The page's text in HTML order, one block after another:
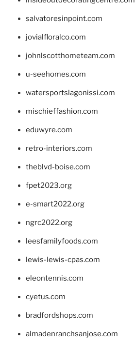
salvatoresinpoint.com
jovialfloralco.com
johnlscotthometeam.com
u-seehomes.com
watersportslagonissi.com
mischieffashion.com
eduwyre.com
retro-interiors.com
theblvd-boise.com
fpet2023.org
e-smart2022.org
ngrc2022.org
leesfamilyfoods.com
lewis-lewis-cpas.com
eleontennis.com
cyetus.com
bradfordshops.com
almadenranchsanjose.com